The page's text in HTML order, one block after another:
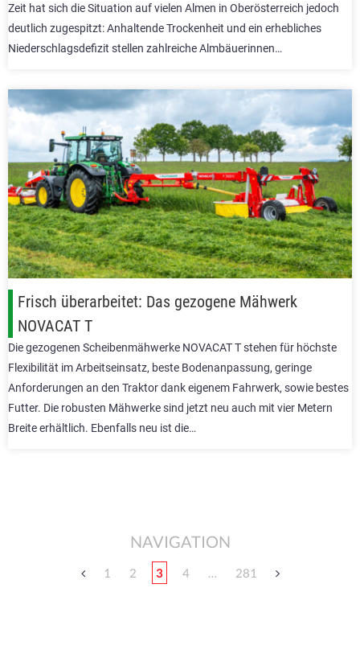
Zeit hat sich die Situation auf vielen Almen in Oberösterreich jedoch
deutlich zugespitzt: Anhaltende Trockenheit und ein erhebliches
Niederschlagsdefizit stellen zahlreiche Almbäuerinnen…
Frisch überarbeitet: Das gezogene Mähwerk
NOVACAT T
Die gezogenen Scheibenmähwerke NOVACAT T stehen für höchste
Flexibilität im Arbeitseinsatz, beste Bodenanpassung, geringe
Anforderungen an den Traktor dank eigenem Fahrwerk, sowie bestes
Futter. Die robusten Mähwerke sind jetzt neu auch mit vier Metern
Breite erhältlich. Ebenfalls neu ist die…
NAVIGATION
1 2 3 4 … 281